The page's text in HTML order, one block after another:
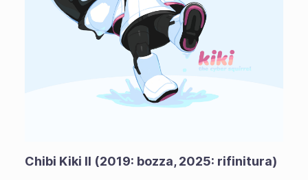
Chibi Kiki II (2019: bozza, 2025: rifinitura)